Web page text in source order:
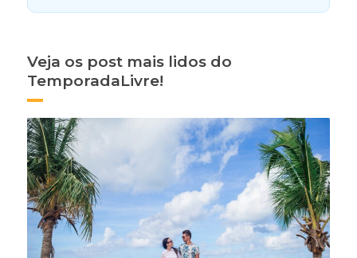
Veja os post mais lidos do
TemporadaLivre!